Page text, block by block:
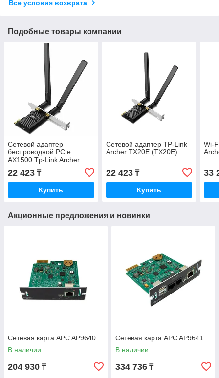
Все условия возврата
Подобные товары компании
Сетевой адаптер
беспроводной PCIe
AX1500 Tp-Link Archer
TX20E Wi-Fi 6
22 423 ₸
Купить
Сетевой адаптер TP-Link
Archer TX20E (TX20E)
22 423₸
Купить
Wi-
33
Акционные предложения и новинки
Сетевая карта APC AP9640
В наличии
204 930 ₸
Сетевая карта APC AP9641
В наличии
334 736 ₸